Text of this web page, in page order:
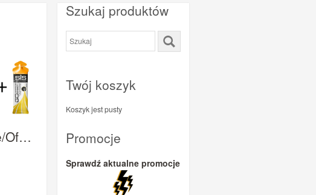
Promocje/Oferty specjalne/Pakiety
Szukaj produktów
Twój koszyk
Koszyk jest pusty
Promocje
Sprawdź aktualne promocje